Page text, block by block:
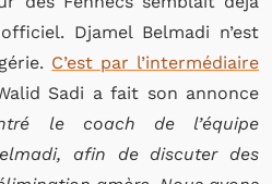
Djamel Belmadi n’est
C’est par l’intermédiaire
Sadi a fait son annonce
le coach de l’équipe
afin de discuter des